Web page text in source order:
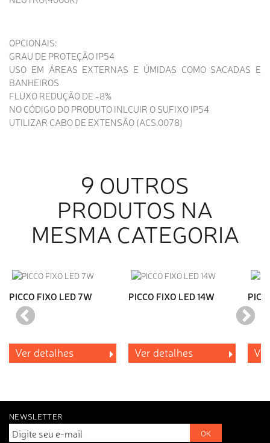
OPCIONAIS:
GRAU DE PROTEÇÃO IP54
USO EM ÁREAS EXTERNAS E ÚMIDAS COMO SACADAS E
BANHEIROS
FLUXO REDUÇÃO DE -8%
NO CÓDIGO DO PRODUTO INLCUIR O SUFIXO IP54
UTILIZAR CABO DE EXTENSÃO (ACS.0078)
9 OUTROS
PRODUTOS NA
MESMA CATEGORIA
PICCO FIXO LED 7W
Ver detalhes
PICCO FIXO LED 14W
Ver detalhes
NEWSLETTER
OK